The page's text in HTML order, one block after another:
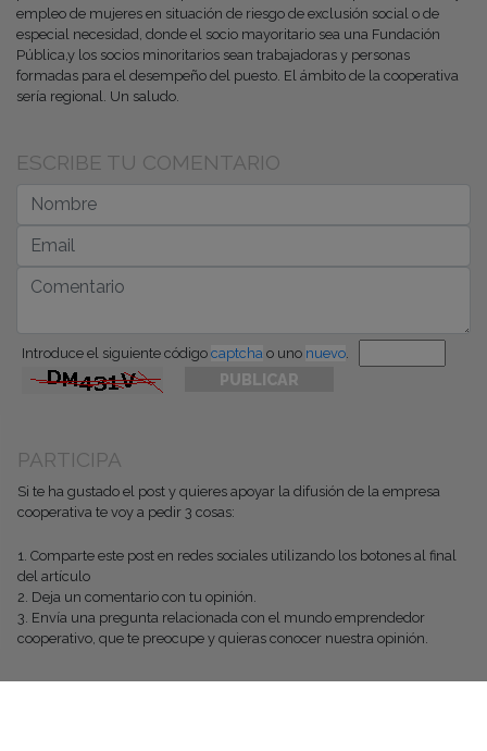
empleo de mujeres en situación de riesgo de exclusión social o de
especial necesidad, donde el socio mayoritario sea una Fundación
Pública,y los socios minoritarios sean trabajadoras y personas
formadas para el desempeño del puesto. El ámbito de la cooperativa
sería regional. Un saludo.
ESCRIBE TU COMENTARIO
Introduce el siguiente código captcha o uno nuevo
PARTICIPA
Si te ha gustado el post y quieres apoyar la difusión de la empresa
cooperativa te voy a pedir 3 cosas:
1. Comparte este post en redes sociales utilizando los botones al final
del artículo
2. Deja un comentario con tu opinión.
3. Envía una pregunta relacionada con el mundo emprendedor
cooperativo, que te preocupe y quieras conocer nuestra opinión.